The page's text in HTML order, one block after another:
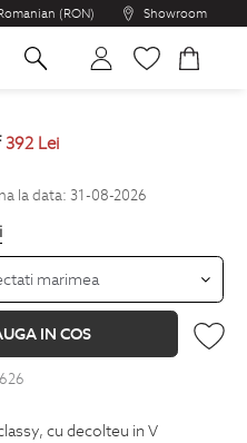
(RON) Showroom
392 Lei
la data: 31-08-2026
marimea
IN COS
cu decolteu in V